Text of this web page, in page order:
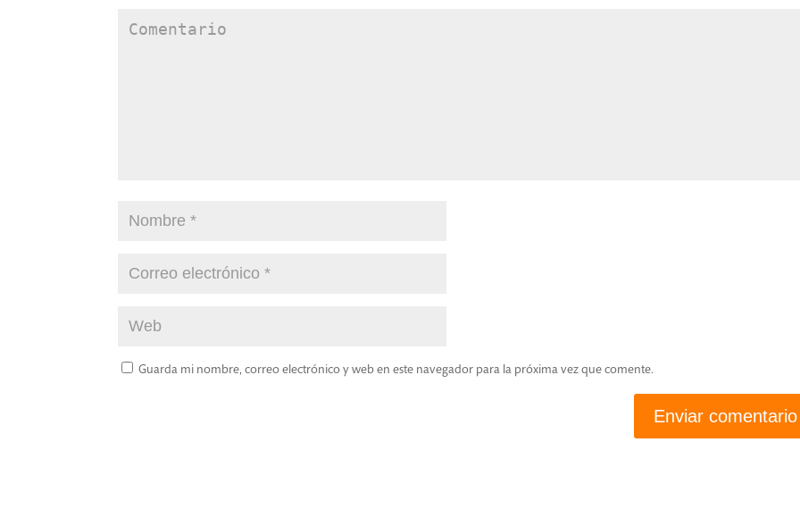
Guarda mi nombre, correo electrónico y web en este navegador para la próxima vez que comente.